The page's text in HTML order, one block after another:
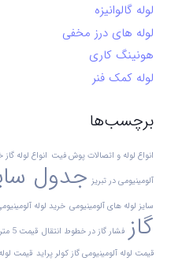
لوله گالوانیزه
لوله های درز مخفی
هونینگ کاری
لوله کمک فنر
برچسب‌ها
انواع لوله و اتصالات پوش فیت انواع لوله
آلومینیومی در تبریز جدول
سایز لوله های آلومینیومی خرید لوله
گاز فشار گاز در خطوط انتقال قیمت 5 متر لوله مسی کولر گازی
قیمت لوله آلومینیومی گاز کولر پراید قیمت